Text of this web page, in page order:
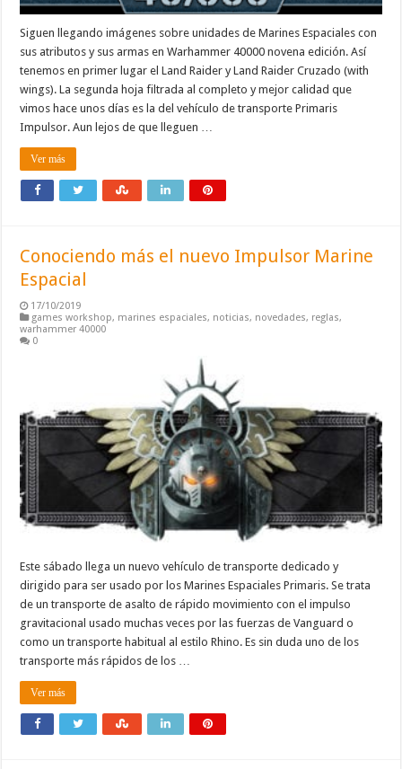
Siguen llegando imágenes sobre unidades de Marines Espaciales con
sus atributos y sus armas en Warhammer 40000 novena edición. Así
tenemos en primer lugar el Land Raider y Land Raider Cruzado (with
wings). La segunda hoja filtrada al completo y mejor calidad que
vimos hace unos días es la del vehículo de transporte Primaris
Impulsor. Aun lejos de que lleguen …
Ver más
Conociendo más el nuevo Impulsor Marine
Espacial
17/10/2019
games workshop, marines espaciales, noticias, novedades, reglas,
warhammer 40000
0
Este sábado llega un nuevo vehículo de transporte dedicado y
dirigido para ser usado por los Marines Espaciales Primaris. Se trata
de un transporte de asalto de rápido movimiento con el impulso
gravitacional usado muchas veces por las fuerzas de Vanguard o
como un transporte habitual al estilo Rhino. Es sin duda uno de los
transporte más rápidos de los …
Ver más